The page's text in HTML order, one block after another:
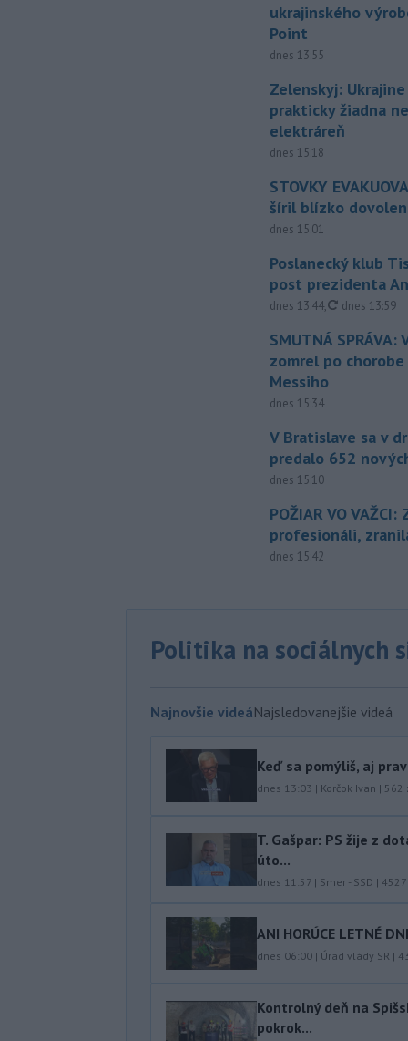
ukrajinského
Point
dnes 13:55
Zelenskyj:
prakticky žiadna
elektráreň
dnes 15:18
STOVKY
šíril blízko
dnes 15:01
Poslanecký klub
post prezidenta
dnes 13:44, aktualizované
dnes 13:59
SMUTNÁ
zomrel po
Messiho
dnes 15:34
V Bratislave sa v
predalo 652
dnes 15:10
POŽIAR VO VAŽCI:
profesionáli,
dnes 15:42
Politika na sociálnych
Najnovšie videáNajsledovanejšie videá
Keď sa pomýliš, aj
dnes 13:03 | Korčok Ivan | 562
T. Gašpar: PS žije z
úto...
dnes 11:57 | Smer - SSD | 4527
ANI HORÚCE LETNÉ
dnes 06:00 | Úrad vlády SR |
Kontrolný deň na
pokrok...